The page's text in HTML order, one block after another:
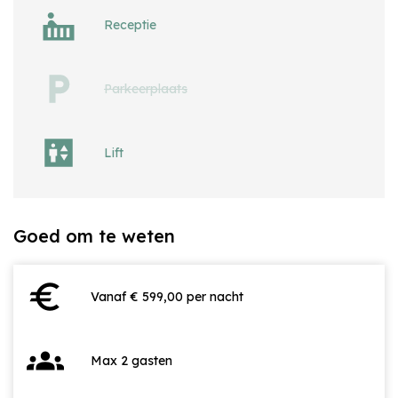
Receptie
Parkeerplaats
Lift
Goed om te weten
euro Vanaf € 599,00 per nacht
groups Max 2 gasten